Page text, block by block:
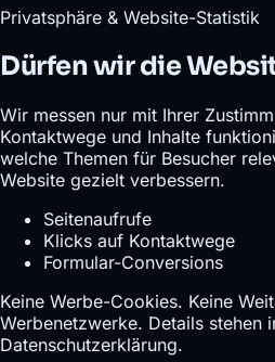
Privatsphäre & Website-Statistik
Dürfen wir die
Wir messen nur mit Ihrer
Kontaktwege und Inhalte
welche Themen für Besucher
Website gezielt verbessern.
Seitenaufrufe
Klicks auf Kontaktwege
Formular-Conversions
Keine Werbe-Cookies. Keine
Werbenetzwerke. Details stehen
Datenschutzerklärung.